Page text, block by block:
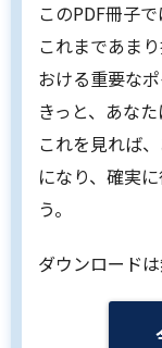
このPDF冊子
これまであま
おける重要な
きっと、あな
これを見れば
になり、確実
う。
ダウンロード